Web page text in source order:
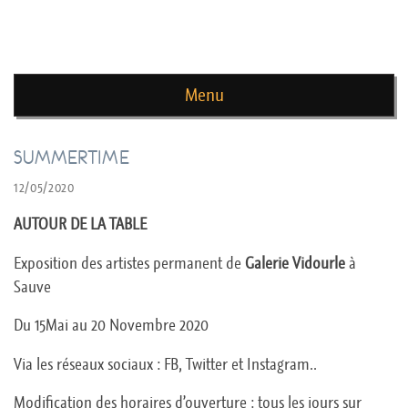
Menu
Skip to content
SUMMERTIME
12/05/2020
AUTOUR DE LA TABLE
Exposition des artistes permanent de Galerie Vidourleà
Sauve
Du 15Mai au 20 Novembre 2020
Via les réseaux sociaux : FB, Twitter et Instagram..
Modification des horaires d’ouverture : tous les jours sur